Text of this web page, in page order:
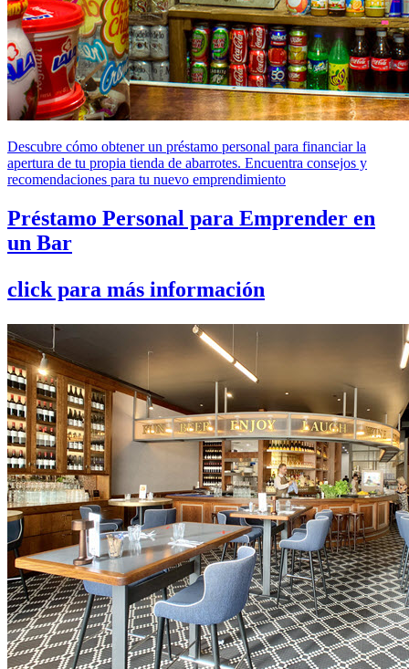
Descubre cómo obtener un préstamo personal para financiar la
apertura de tu propia tienda de abarrotes. Encuentra consejos y
recomendaciones para tu nuevo emprendimiento
Préstamo Personal para Emprender en
un Bar
click para más información